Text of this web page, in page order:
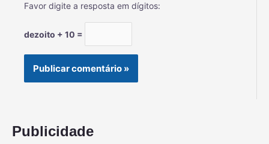
Favor digite a resposta em dígitos:
dezoito + 10 =
Publicidade